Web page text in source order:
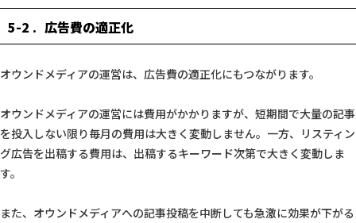
5-2 広告費の適正化
オウンドメディアの運営は、広告費の適正化にもつながります。
オウンドメディアの運営には費用がかかりますが、短期間で大量の記事
を投入しない限り毎月の費用は大きく変動しません。一方、リスティン
グ広告を出稿する費用は、出稿するキーワード次第で大きく変動しま
す。
また、オウンドメディアへの記事投稿を中断しても急激に効果が下がる